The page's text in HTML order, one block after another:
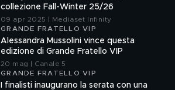
collezione Fall-Winter 25/26
09 apr 2025 | Mediaset Infinity
GRANDE FRATELLO VIP
Alessandra Mussolini vince questa
edizione di Grande Fratello VIP
20 mag | Canale 5
GRANDE FRATELLO VIP
I finalisti inaugurano la serata con una